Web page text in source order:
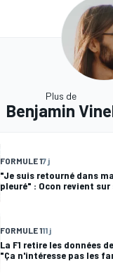
Plus de
Benjamin
FORMULE 17 j
"Je suis retourné dans
pleuré" : Ocon revient sur
FORMULE 111 j
La F1 retire les données
"Ça n'intéresse pas les